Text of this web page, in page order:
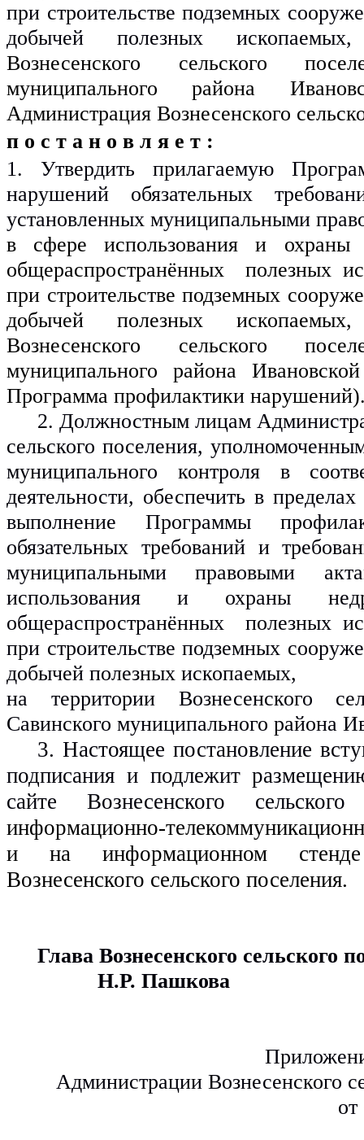
при строительстве подземных
добычей полезных
Вознесенского сельского
муниципального района
Администрация Вознесенского
п о с т а н о в л я е т :
1. Утвердить прилагаемую
нарушений обязательных
установленных муниципальными
в сфере использования и
общераспространённых  полезных
при строительстве подземных
добычей полезных
Вознесенского сельского
муниципального района
Программа профилактики
2. Должностным лицам
сельского поселения,
муниципального контроля в
деятельности, обеспечить в
выполнение Программы
обязательных требований и
муниципальными правовыми
использования и охраны
общераспространённых  полезных
при строительстве подземных
добычей полезных ископаемых,
на территории Вознесенского
Савинского муниципального района
3. Настоящее постановление
подписания и подлежит
сайте Вознесенского
информационно-
и на информационном стенде
Вознесенского сельского поселения.
Глава Вознесенского
Н.Р. Пашкова
Администрации Вознесенского